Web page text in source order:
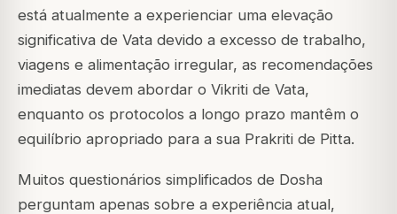
está atualmente a experienciar uma elevação
significativa de Vata devido a excesso de trabalho,
viagens e alimentação irregular, as recomendações
imediatas devem abordar o Vikriti de Vata,
enquanto os protocolos a longo prazo mantêm o
equilíbrio apropriado para a sua Prakriti de Pitta.
Muitos questionários simplificados de Dosha
perguntam apenas sobre a experiência atual,